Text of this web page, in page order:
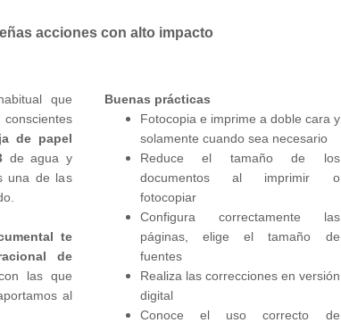
acciones con alto impacto
que
de papel
de agua y
una de las
te
de
las que
al
Buenas prácticas
Fotocopia e imprime a doble cara y
solamente cuando sea necesario
Reduce el tamaño de los
documentos al imprimir o
fotocopiar
Configura correctamente las
páginas, elige el tamaño de
fuentes
Realiza las correcciones en versión
digital
Conoce el uso correcto de